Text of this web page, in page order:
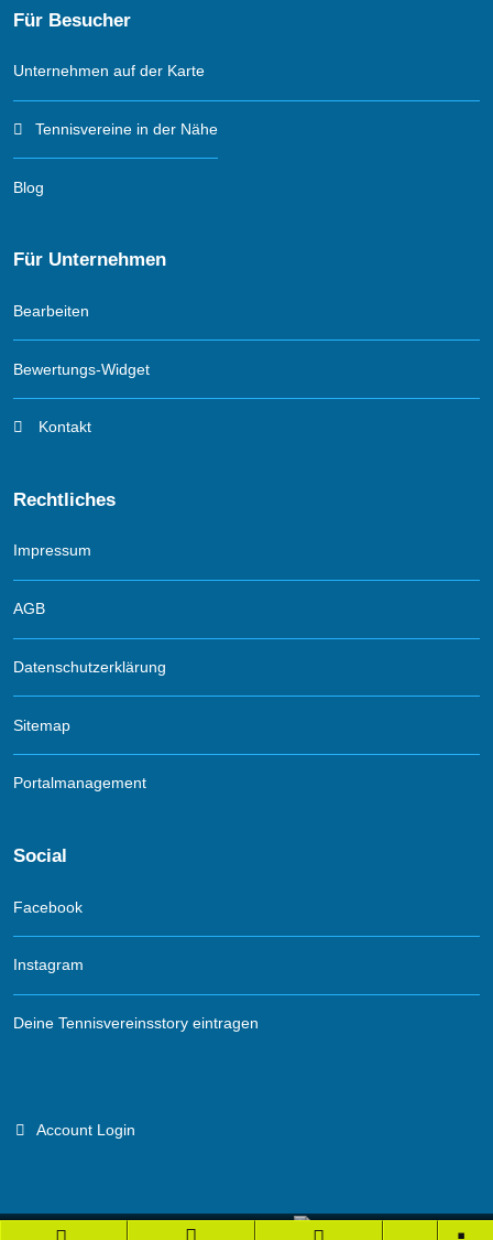
Für Besucher
Unternehmen auf der Karte
Tennisvereine in der Nähe
Blog
Für Unternehmen
Bearbeiten
Bewertungs-Widget
Kontakt
Rechtliches
Impressum
AGB
Datenschutzerklärung
Sitemap
Portalmanagement
Social
Facebook
Instagram
Deine Tennisvereinsstory eintragen
Account Login
Branchenportal Software made in Germany